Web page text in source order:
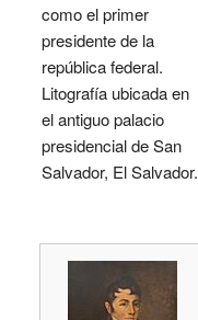
como el primer
presidente de la
república federal.
Litografía ubicada en
el antiguo palacio
presidencial de San
Salvador, El Salvador.